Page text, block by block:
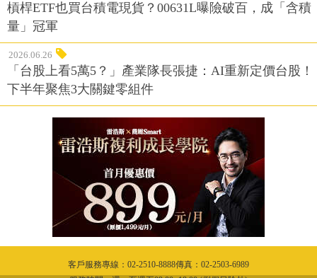
槓桿ETF也買台積電現貨？00631L曝險破百，成「含積
量」冠軍
2026.06.26
「台股上看5萬5？」產業隊長張捷：AI重新定價台股！
下半年聚焦3大關鍵零組件
客戶服務專線：02-2510-8888傳真：02-2503-6989